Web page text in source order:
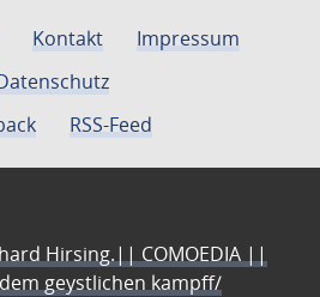
Kontakt
Impressum
RSS-Feed
Hirsing.|| COMOEDIA ||
geystlichen kampff/